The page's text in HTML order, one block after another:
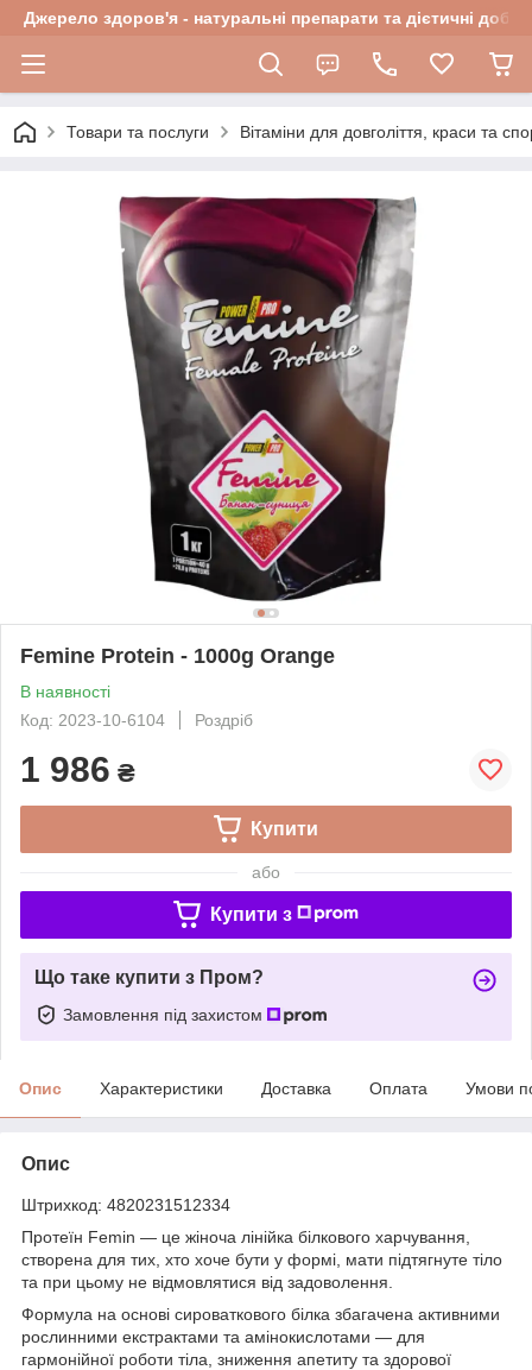
Джерело здоров'я - натуральні препарати та дієтичні
Товари та послуги Вітаміни для довголіття, краси та
Femine Protein - 1000g Orange
В наявності
Код: 2023-10-6104
Роздріб
1 986 ₴
Купити
або
Купити з
Що таке купити з Пром?
Замовлення під захистом
Опис Характеристики Доставка Оплата Умови
Опис
Штрихкод: 4820231512334
Протеїн Femin — це жіноча лінійка білкового харчування,
створена для тих, хто хоче бути у формі, мати підтягнуте тіло
та при цьому не відмовлятися від задоволення.
Формула на основі сироваткового білка збагачена активними
рослинними екстрактами та амінокислотами — для
гармонійної роботи тіла, зниження апетиту та здорової